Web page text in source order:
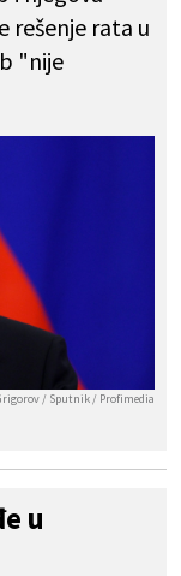
rešenje rata u
"nije
/ Sputnik / Profimedia
u